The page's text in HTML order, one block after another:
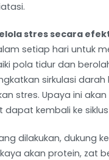
stres secara
setiap hari untuk
pola tidur dan
sirkulasi
stres. Upaya ini
kembali ke
dilakukan, dukung
akan protein, zat